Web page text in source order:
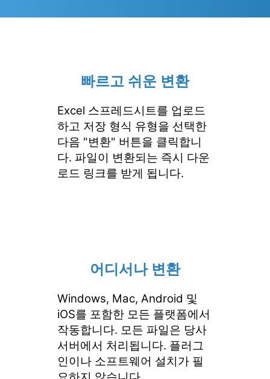
빠르고 쉬운 변환
Excel 스프레드시트를 업로드
하고 저장 형식 유형을 선택한
다음 "변환" 버튼을 클릭합니
다. 파일이 변환되는 즉시 다운
로드 링크를 받게 됩니다.
어디서나 변환
Windows, Mac, Android 및
iOS를 포함한 모든 플랫폼에서
작동합니다. 모든 파일은 당사
서버에서 처리됩니다. 플러그
인이나 소프트웨어 설치가 필